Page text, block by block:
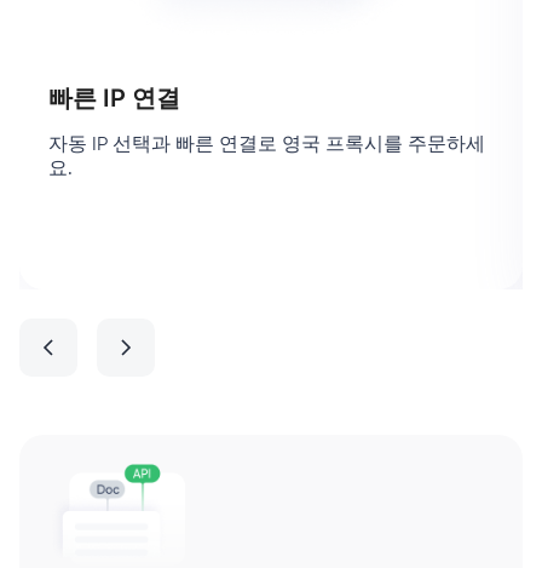
빠른 IP 연결
자동 IP 선택과 빠른 연결로 영국 프록시를 주문하세
요.